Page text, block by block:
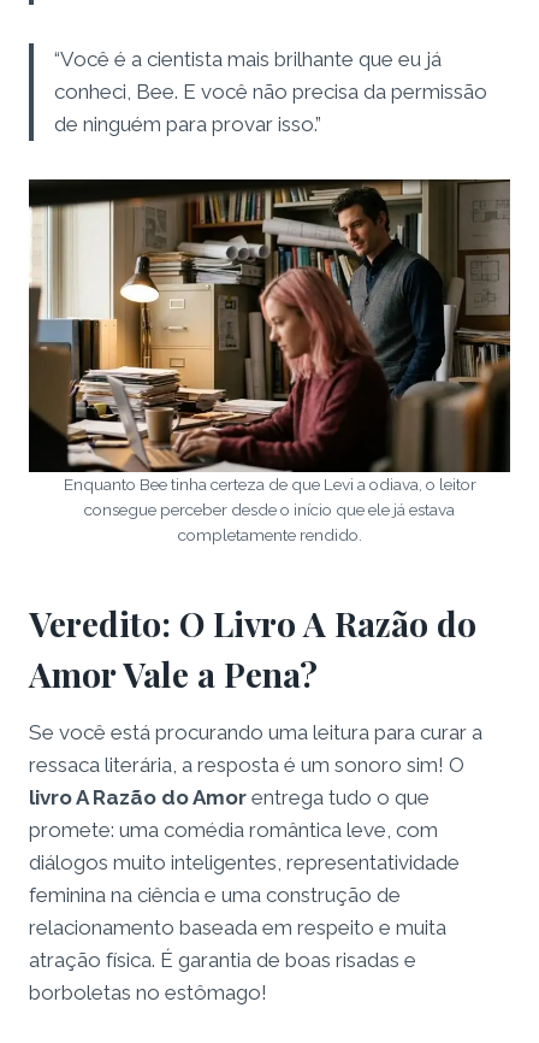
“Você é a cientista mais brilhante que eu já
conheci, Bee. E você não precisa da permissão
de ninguém para provar isso.”
Enquanto Bee tinha certeza de que Levi a odiava, o leitor
consegue perceber desde o início que ele já estava
completamente rendido.
Veredito: O Livro A Razão do
Amor Vale a Pena?
Se você está procurando uma leitura para curar a
ressaca literária, a resposta é um sonoro sim! O
livro A Razão do Amor entrega tudo o que
promete: uma comédia romântica leve, com
diálogos muito inteligentes, representatividade
feminina na ciência e uma construção de
relacionamento baseada em respeito e muita
atração física. É garantia de boas risadas e
borboletas no estômago!